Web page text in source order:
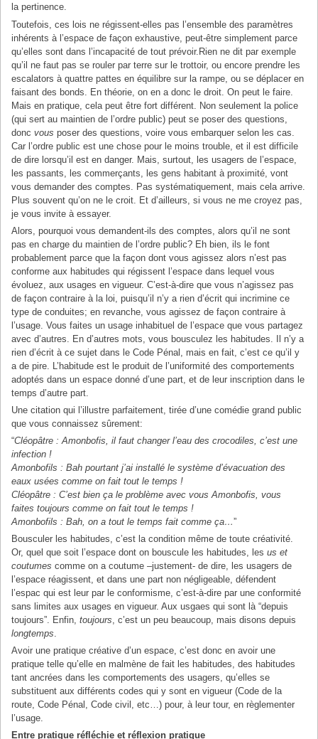
la pertinence.
Toutefois, ces lois ne régissent-elles pas l’ensemble des paramètres
inhérents à l’espace de façon exhaustive, peut-être simplement parce
qu’elles sont dans l’incapacité de tout prévoir.Rien ne dit par exemple
qu’il ne faut pas se rouler par terre sur le trottoir, ou encore prendre les
escalators à quattre pattes en équilibre sur la rampe, ou se déplacer en
faisant des bonds. En théorie, on en a donc le droit. On peut le faire.
Mais en pratique, cela peut être fort différent. Non seulement la police
(qui sert au maintien de l’ordre public) peut se poser des questions,
doncvous poser des questions, voire vous embarquer selon les cas.
Car l’ordre public est une chose pour le moins trouble, et il est difficile
de dire lorsqu’il est en danger. Mais, surtout, les usagers de l’espace,
les passants, les commerçants, les gens habitant à proximité, vont
vous demander des comptes. Pas systématiquement, mais cela arrive.
Plus souvent qu’on ne le croit. Et d’ailleurs, si vous ne me croyez pas,
je vous invite à essayer.
Alors, pourquoi vous demandent-ils des comptes, alors qu’il ne sont
pas en charge du maintien de l’ordre public? Eh bien, ils le font
probablement parce que la façon dont vous agissez alors n’est pas
conforme aux habitudes qui régissent l’espace dans lequel vous
évoluez, aux usages en vigueur. C’est-à-dire que vous n’agissez pas
de façon contraire à la loi, puisqu’il n’y a rien d’écrit qui incrimine ce
type de conduites; en revanche, vous agissez de façon contraire à
l’usage. Vous faites un usage inhabituel de l’espace que vous partagez
avec d’autres. En d’autres mots, vous bousculez les habitudes. Il n’y a
rien d’écrit à ce sujet dans le Code Pénal, mais en fait, c’est ce qu’il y
a de pire. L’habitude est le produit de l’uniformité des comportements
adoptés dans un espace donné d’une part, et de leur inscription dans le
temps d’autre part.
Une citation qui l’illustre parfaitement, tirée d’une comédie grand public
que vous connaissez sûrement:
“Cléopâtre : Amonbofis, il faut changer l’eau des crocodiles, c’est une
infection !
Amonbofils : Bah pourtant j’ai installé le système d’évacuation des
eaux usées comme on fait tout le temps !
Cléopâtre : C’est bien ça le problème avec vous Amonbofis, vous
faites toujours comme on fait tout le temps !
Amonbofils : Bah, on a tout le temps fait comme ça…”
Bousculer les habitudes, c’est la condition même de toute créativité.
Or, quel que soit l’espace dont on bouscule les habitudes, lesus et
coutumes comme on a coutume –justement- de dire, les usagers de
l’espace réagissent, et dans une part non négligeable, défendent
l’espac qui est leur par le conformisme, c’est-à-dire par une conformité
sans limites aux usages en vigueur. Aux usgaes qui sont là “depuis
toujours”. Enfin,toujours, c’est un peu beaucoup, mais disons depuis
longtemps.
Avoir une pratique créative d’un espace, c’est donc en avoir une
pratique telle qu’elle en malmène de fait les habitudes, des habitudes
tant ancrées dans les comportements des usagers, qu’elles se
substituent aux différents codes qui y sont en vigueur (Code de la
route, Code Pénal, Code civil, etc…) pour, à leur tour, en règlementer
l’usage.
Entre pratique réfléchie et réflexion pratique